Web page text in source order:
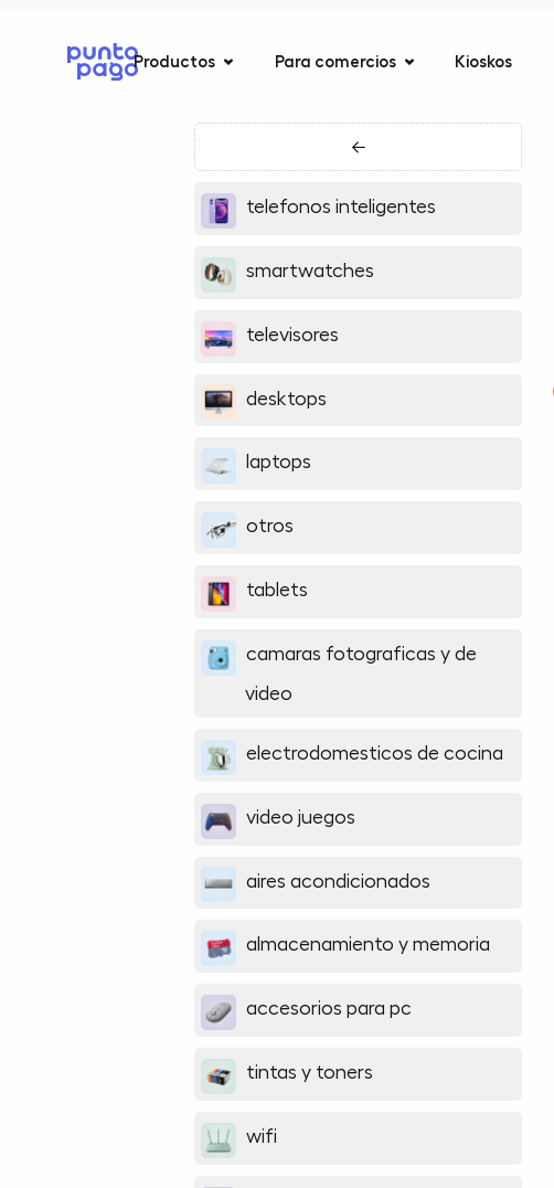
Productos Para comercios Kioskos
←
telefonos inteligentes
smartwatches
televisores
desktops
laptops
otros
tablets
camaras fotograficas y de
video
electrodomesticos de cocina
video juegos
aires acondicionados
almacenamiento y memoria
accesorios para pc
tintas y toners
wifi